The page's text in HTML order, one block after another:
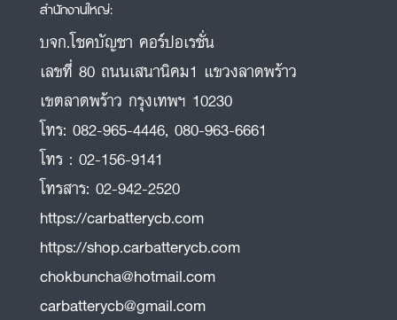
สำนักงานใหญ่:
บจก.โชคบัญชา คอร์ปอเรชั่น
เลขที่ 80 ถนนเสนานิคม1 แขวงลาดพร้าว
เขตลาดพร้าว กรุงเทพฯ 10230
โทร: 082-965-4446, 080-963-6661
โทร : 02-156-9141
โทรสาร: 02-942-2520
https://carbatterycb.com
https://shop.carbatterycb.com
chokbuncha@hotmail.com
carbatterycb@gmail.com